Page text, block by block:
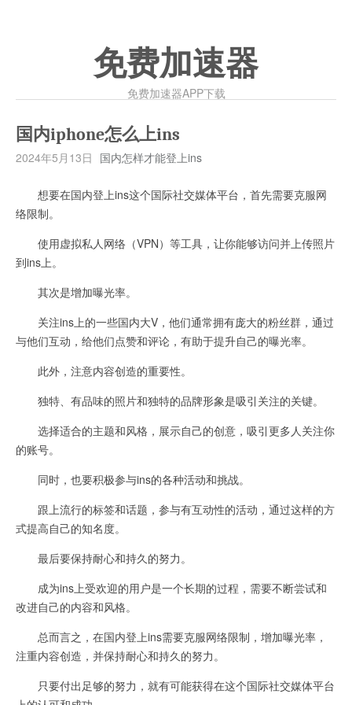
免费加速器
免费加速器APP下载
国内iphone怎么上ins
2024年5月13日 国内怎样才能登上ins
想要在国内登上ins这个国际社交媒体平台，首先需要克服网
络限制。
使用虚拟私人网络（VPN）等工具，让你能够访问并上传照片
到ins上。
其次是增加曝光率。
关注ins上的一些国内大V，他们通常拥有庞大的粉丝群，通过
与他们互动，给他们点赞和评论，有助于提升自己的曝光率。
此外，注意内容创造的重要性。
独特、有品味的照片和独特的品牌形象是吸引关注的关键。
选择适合的主题和风格，展示自己的创意，吸引更多人关注你
的账号。
同时，也要积极参与ins的各种活动和挑战。
跟上流行的标签和话题，参与有互动性的活动，通过这样的方
式提高自己的知名度。
最后要保持耐心和持久的努力。
成为ins上受欢迎的用户是一个长期的过程，需要不断尝试和
改进自己的内容和风格。
总而言之，在国内登上ins需要克服网络限制，增加曝光率，
注重内容创造，并保持耐心和持久的努力。
只要付出足够的努力，就有可能获得在这个国际社交媒体平台